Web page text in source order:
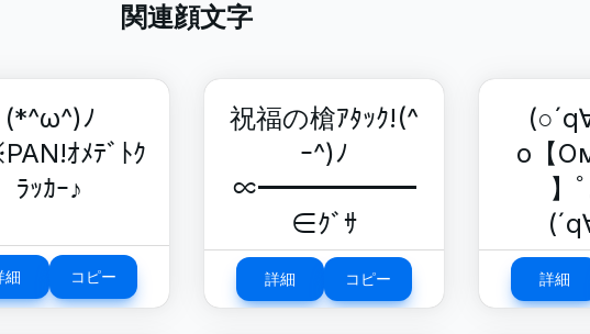
関連顔文字
(*^ω^)ﾉ
ｵﾒﾃﾞﾄｸ
ﾗｯｶｰ♪
細 コピー
祝福の槍ｱﾀｯｸ!(^
ｰ^)ﾉ
∝━━━━━━
∈ｸﾞｻ
詳細 コピー
o【
】
詳細